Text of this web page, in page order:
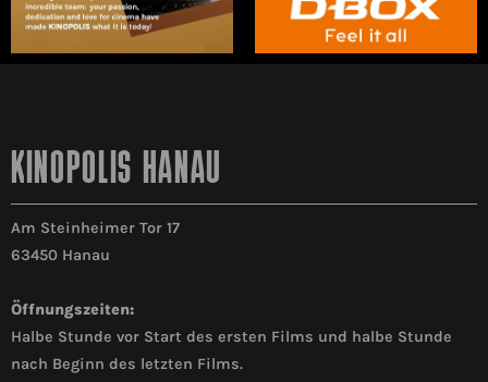
KINOPOLIS HANAU
Am Steinheimer Tor 17
63450 Hanau
Öffnungszeiten:
Halbe Stunde vor Start des ersten Films und halbe Stunde
nach Beginn des letzten Films.